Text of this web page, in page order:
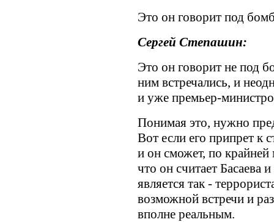
Это он говорит под
Сергей Степашин:
Это он говорит не под
ним встречались, и
и уже премьер-
Понимая это, нужно
Вот если его припрет к
и он сможет, по
что он считает Басаева
является так -
возможной встречи и
вполне реальным.